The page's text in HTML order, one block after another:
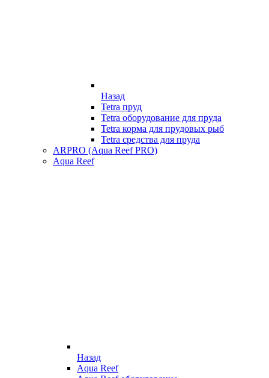
Назад
Tetra пруд
Tetra оборудование для пруда
Tetra корма для прудовых рыб
Tetra средства для пруда
ARPRO (Aqua Reef PRO)
Aqua Reef
Назад
Aqua Reef